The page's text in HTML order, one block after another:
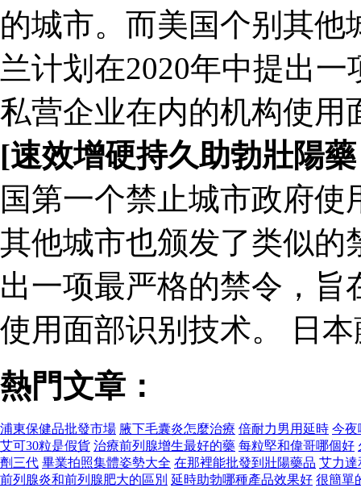
的城市。而美国个别其
兰计划在2020年中提出
私营企业在内的机构使用
[速效增硬持久助勃壯陽藥
国第一个禁止城市政府
其他城市也颁发了类似的
出一项最严格的禁令，
使用面部识别技术。 日
熱門文章：
浦東保健品批發市場 腋下毛囊炎怎麼治療 倍耐力男用延時 今夜
艾可30粒是假貨 治療前列腺增生最好的藥 每粒堅和偉哥哪個好
劑三代 畢業拍照集體姿勢大全 在那裡能批發到壯陽藥品 艾力達
前列腺炎和前列腺肥大的區別 延時助勃哪種產品效果好 很簡單